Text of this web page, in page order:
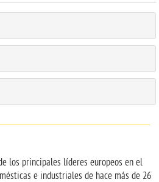
los principales líderes europeos en el
e industriales de hace más de 26